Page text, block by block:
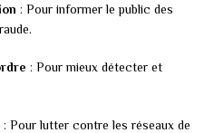
: Pour informer le public des
: Pour mieux détecter et
: Pour lutter contre les réseaux de